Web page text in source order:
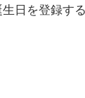
日を登録す